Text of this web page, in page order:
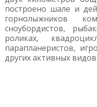
построено шале и
горнолыжников
сноубордистов,
роликах,
парапланеристов,
других активных